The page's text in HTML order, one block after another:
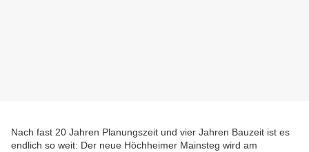
Nach fast 20 Jahren Planungszeit und vier Jahren Bauzeit ist es
endlich so weit: Der neue Höchheimer Mainsteg wird am